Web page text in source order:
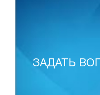
ЗАДАТЬ